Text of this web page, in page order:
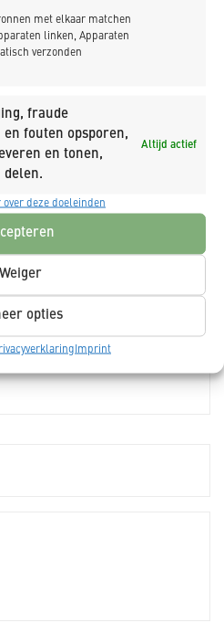
met elkaar matchen
linken, Apparaten
verzonden
fraude
fouten opsporen,
en tonen,
delen.
Altijd actief
over deze doeleinden
Weiger
opties
Imprint
nieuwe installatiesysteem
Hoff: “Snelheid was geboden,
gelukt.”
uit het magazine:
BOUW feb 2019